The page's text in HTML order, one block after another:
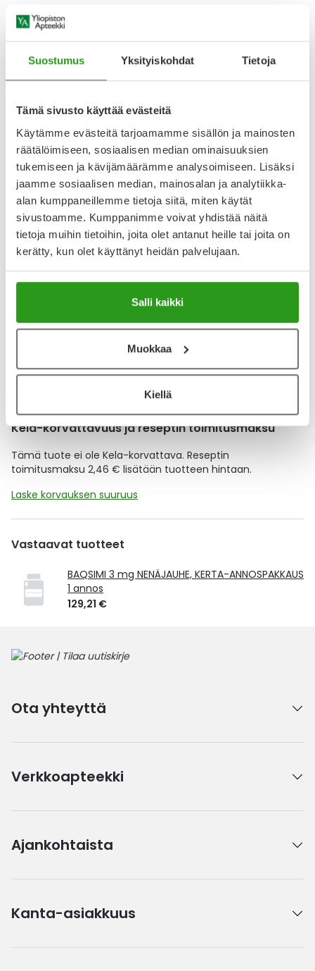
Suostumus Yksityiskohdat Tietoja
Tämä sivusto käyttää evästeitä
Käytämme evästeitä tarjoamamme sisällön ja mainosten
räätälöimiseen, sosiaalisen median ominaisuuksien
tukemiseen ja kävijämäärämme analysoimiseen. Lisäksi
jaamme sosiaalisen median, mainosalan ja analytiikka-
alan kumppaneillemme tietoja siitä, miten käytät
sivustoamme. Kumppanimme voivat yhdistää näitä
tietoja muihin tietoihin, joita olet antanut heille tai joita on
kerätty, kun olet käyttänyt heidän palvelujaan.
Salli kaikki
Muokkaa
Kiellä
Markkinoija/myyntiluvanhaltija /
Marknadsföring/Försäljningstillstånd
Orifarm
Varaa reseptilääke apteekkiin, maksa apteekissa
Katso kaikki BAQSIMI ORIFARM-tuotteet
YA-muistuttaja
Muistuttajan avulla pidät huolen, että tilaat tarvitsemasi
tuotteet ajoissa, eivätkä ne lopu kesken.
Lisää tuote muistuttajaan
Lue lisää muistuttajasta
Kela-korvattavuus ja reseptin toimitusmaksu
Tämä tuote ei ole Kela-korvattava. Reseptin
toimitusmaksu 2,46 € lisätään tuotteen hintaan.
Laske korvauksen suuruus
Vastaavat tuotteet
BAQSIMI 3 mg NENÄJAUHE, KERTA-ANNOSPAKKAUS
1 annos
129,21 €
Ota yhteyttä
Verkkoapteekki
Ajankohtaista
Kanta-asiakkuus